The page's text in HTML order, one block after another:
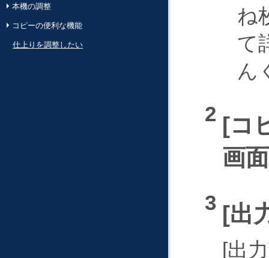
本機の調整
コピーの便利な機能
仕上りを調整したい
ね
て
ん
コ
画
出
出